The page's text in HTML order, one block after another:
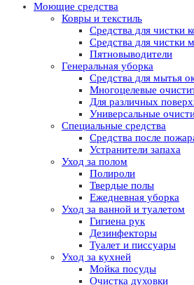
Моющие средства
Ковры и текстиль
Средства для чистки
Средства для чистки
Пятновыводители
Генеральная уборка
Средства для мытья
Многоцелевые
Для различных
Универсальные
Специальные средства
Средства после
Устранители запаха
Уход за полом
Полироли
Твердые полы
Ежедневная уборка
Уход за ванной и туалетом
Гигиена рук
Дезинфекторы
Туалет и писсуары
Уход за кухней
Мойка посуды
Очистка духовки